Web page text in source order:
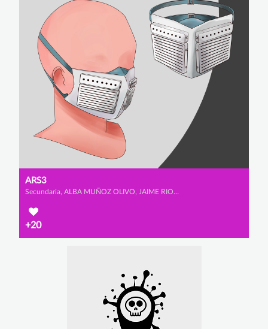
ARS3
Secundaria, ALBA MUÑOZ OLIVO, JAIME RIOS URBANO y IRENE SAINZ ALCALA
+20